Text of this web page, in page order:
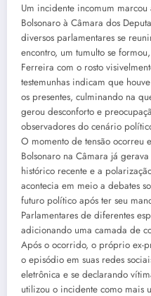
Um incidente incomum
Bolsonaro à Câmara dos
diversos parlamentares se
encontro, um tumulto se
Ferreira com o rosto
testemunhas indicam que
os presentes, culminando na
gerou desconforto e
observadores do cenário
O momento de tensão ocorreu
Bolsonaro na Câmara já
histórico recente e a
acontecia em meio a debates
futuro político após ter seu
Parlamentares de diferentes
adicionando uma camada de
Após o ocorrido, o próprio ex-
o episódio em suas redes
eletrônica e se declarando
utilizou o incidente como mais